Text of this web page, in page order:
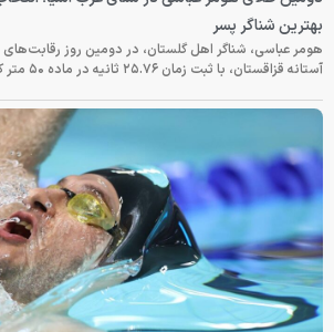
بهترین شناگر پسر
هومر عباسی، شناگر اهل گلستان، در دومین روز رقابت‌های
آستانه قزاقستان، با ثبت زمان ۲۵.۷۶ ثانیه در ماده ۵۰ متر کرال پشت به مدال طلا